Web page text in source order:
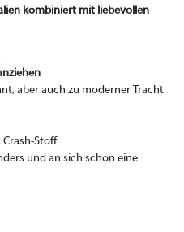
kombiniert mit liebevollen
aber auch zu moderner Tracht
Stoff
und an sich schon eine